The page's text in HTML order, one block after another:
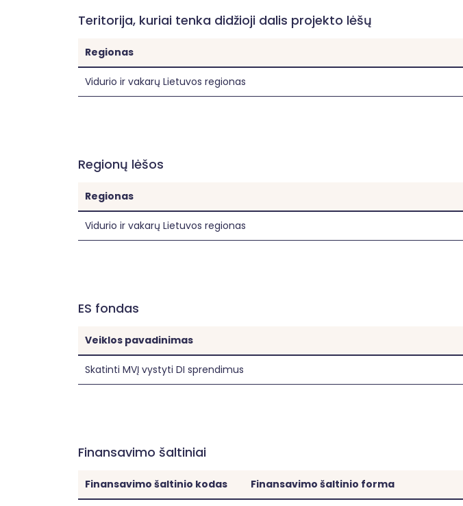
Teritorija, kuriai tenka didžioji dalis projekto lėšų
Regionas
Vidurio ir vakarų Lietuvos regionas
Regionų lėšos
Regionas
Vidurio ir vakarų Lietuvos regionas
ES fondas
Veiklos pavadinimas
Skatinti MVĮ vystyti DI sprendimus
Finansavimo šaltiniai
Finansavimo šaltinio kodas Finansavimo šaltinio forma